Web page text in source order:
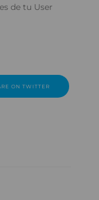
de tu User
ON TWITTER